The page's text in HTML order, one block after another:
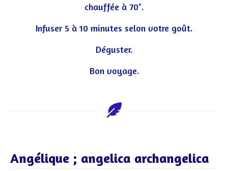
chauffée à 70°.
Infuser 5 à 10 minutes selon votre goût.
Déguster.
Bon voyage.
Angélique ; angelica archangelica